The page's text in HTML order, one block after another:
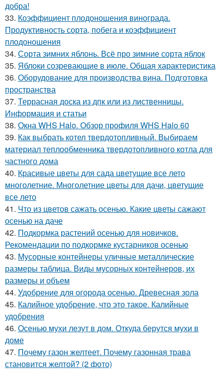
добра!
33. Коэффициент плодоношения винограда.
Продуктивность сорта, побега и коэффициент
плодоношения
34. Сорта зимних яблонь. Всё про зимние сорта яблок
35. Яблоки созревающие в июле. Общая характеристика
36. Оборудование для производства вина. Подготовка
пространства
37. Террасная доска из дпк или из лиственницы.
Информация и статьи
38. Окна WHS Halo. Обзор профиля WHS Halo 60
39. Как выбрать котел твердотопливный. Выбираем
материал теплообменника твердотопливного котла для
частного дома
40. Красивые цветы для сада цветущие все лето
многолетние. Многолетние цветы для дачи, цветущие
все лето
41. Что из цветов сажать осенью. Какие цветы сажают
осенью на даче
42. Подкормка растений осенью для новичков.
Рекомендации по подкормке кустарников осенью
43. Мусорные контейнеры уличные металлические
размеры таблица. Виды мусорных контейнеров, их
размеры и объем
44. Удобрение для огорода осенью. Древесная зола
45. Калийное удобрение, что это такое. Калийные
удобрения
46. Осенью мухи лезут в дом. Откуда берутся мухи в
доме
47. Почему газон желтеет. Почему газонная трава
становится желтой? (2 фото)